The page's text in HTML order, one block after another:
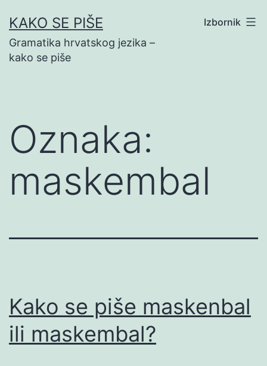
na
sadržaj
KAKO SE PIŠE
Gramatika hrvatskog jezika –
kako se piše
Izbornik
Oznaka:
maskembal
Kako se piše maskenbal
ili maskembal?